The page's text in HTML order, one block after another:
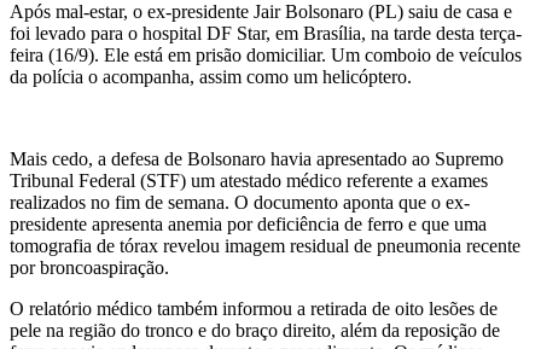
Após mal-estar, o ex-presidente Jair Bolsonaro (PL) saiu de casa e
foi levado para o hospital DF Star, em Brasília, na tarde desta terça-
feira (16/9). Ele está em prisão domiciliar. Um comboio de veículos
da polícia o acompanha, assim como um helicóptero.
Mais cedo, a defesa de Bolsonaro havia apresentado ao Supremo
Tribunal Federal (STF) um atestado médico referente a exames
realizados no fim de semana. O documento aponta que o ex-
presidente apresenta anemia por deficiência de ferro e que uma
tomografia de tórax revelou imagem residual de pneumonia recente
por broncoaspiração.
O relatório médico também informou a retirada de oito lesões de
pele na região do tronco e do braço direito, além da reposição de